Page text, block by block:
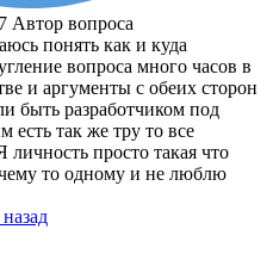
Автор вопроса
понять как и куда
вопроса много часов в
и аргументы с обеих сторон
быть разработчиком под
есть так же тру то все
просто такая что
то одному и не люблю